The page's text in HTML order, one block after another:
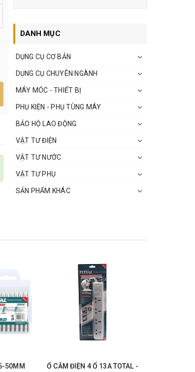
DANH MỤC
DỤNG CỤ CƠ BẢN
DỤNG CỤ CHUYÊN NGÀNH
MÁY MÓC - THIẾT BỊ
PHỤ KIỆN - PHỤ TÙNG MÁY
BẢO HỘ LAO ĐỘNG
VẬT TƯ ĐIỆN
VẬT TƯ NƯỚC
VẬT TƯ PHỤ
SẢN PHẨM KHÁC
50MM
Ổ CẮM ĐIỆN 4 Ổ 13A TOTAL -